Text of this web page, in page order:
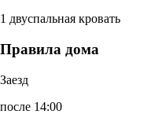
1 двуспальная кровать
Правила дома
Заезд
после 14:00